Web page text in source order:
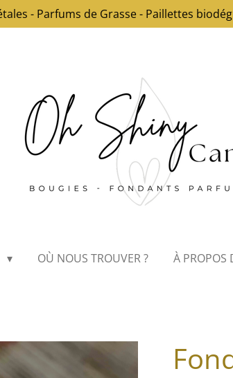
- Parfums de Grasse - Paillettes
OÙ NOUS TROUVER ? À PROPOS